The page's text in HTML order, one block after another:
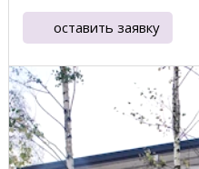
оставить заявку